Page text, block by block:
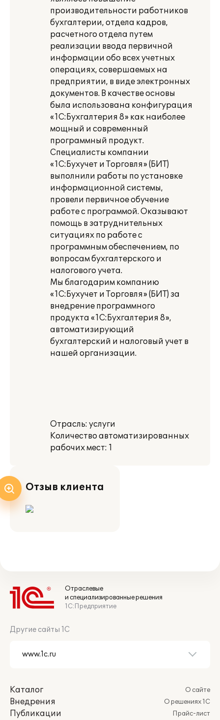
производительности работников
бухгалтерии, отдела кадров,
расчетного отдела путем
реализации ввода первичной
информации обо всех учетных
операциях, совершаемых на
предприятии, в виде электронных
документов. В качестве основы
была использована конфигурация
«1С:Бухгалтерия 8» как наиболее
мощный и современный
программный продукт.
Специалисты компании
«1С:Бухучет и Торговля» (БИТ)
выполнили работы по установке
информационной системы,
провели первичное обучение
работе с программой. Оказывают
помощь в затруднительных
ситуациях по работе с
программным обеспечением, по
вопросам бухгалтерского и
налогового учета.
Мы благодарим компанию
«1С:Бухучет и Торговля» (БИТ) за
внедрение программного
продукта «1С:Бухгалтерия 8»,
автоматизирующий
бухгалтерский и налоговый учет в
нашей организации.
Отрасль: услуги
Количество автоматизированных
рабочих мест: 1
Отзыв клиента
Отраслевые
и специализированные решения
1С:Предприятие
Другие сайты 1С
Каталог
Внедрения
Публикации
О сайте
О решениях 1С
Прайс-лист